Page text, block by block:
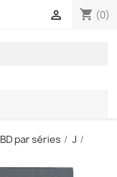
shopping_cart (0)

BD par séries
J